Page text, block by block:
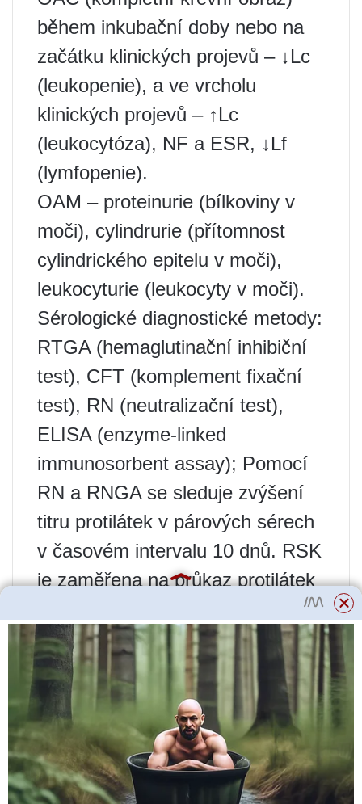
během inkubační doby nebo na
začátku klinických projevů – ↓Lc
(leukopenie), a ve vrcholu
klinických projevů – ↑Lc
(leukocytóza), NF a ESR, ↓Lf
(lymfopenie).
OAM – proteinurie (bílkoviny v
moči), cylindrurie (přítomnost
cylindrického epitelu v moči),
leukocyturie (leukocyty v moči).
Sérologické diagnostické metody:
RTGA (hemaglutinační inhibiční
test), CFT (komplement fixační
test), RN (neutralizační test),
ELISA (enzyme-linked
immunosorbent assay); Pomocí
RN a RNGA se sleduje zvýšení
titru protilátek v párových sérech
v časovém intervalu 10 dnů. RSK
je zaměřena na průkaz protilátek
případě pozitivního výsledku
indikuje poslední stádia
onemocnění nebo nedávné
onemocnění. ELISA je zaměřena
na průkaz specifických protilátek
– IgG (indikující již prodělané